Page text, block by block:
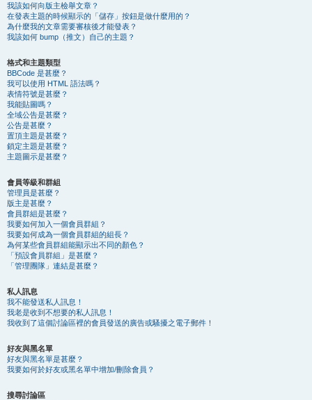
我該如何向版主檢舉文章？
在發表主題的時候顯示的「儲存」按鈕是做什麼用的？
為什麼我的文章需要審核後才能發表？
我該如何 bump（推文）自己的主題？
格式和主題類型
BBCode 是甚麼？
我可以使用 HTML 語法嗎？
表情符號是甚麼？
我能貼圖嗎？
全域公告是甚麼？
公告是甚麼？
置頂主題是甚麼？
鎖定主題是甚麼？
主題圖示是甚麼？
會員等級和群組
管理員是甚麼？
版主是甚麼？
會員群組是甚麼？
我要如何加入一個會員群組？
我要如何成為一個會員群組的組長？
為何某些會員群組能顯示出不同的顏色？
「預設會員群組」是甚麼？
「管理團隊」連結是甚麼？
私人訊息
我不能發送私人訊息！
我老是收到不想要的私人訊息！
我收到了這個討論區裡的會員發送的廣告或騷擾之電子郵件！
好友與黑名單
好友與黑名單是甚麼？
我要如何於好友或黑名單中增加/刪除會員？
搜尋討論區